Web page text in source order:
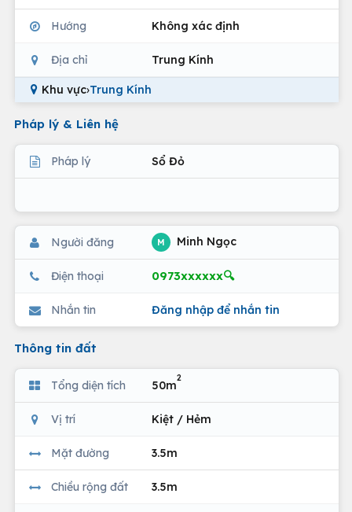
Hướng Không xác định
Địa chỉ Trung Kính
Khu vực›Trung Kính
Pháp lý & Liên hệ
Pháp lý Sổ Đỏ
Người đăng M Minh Ngọc
Điện thoại 0973xxxxxx🔍
Nhắn tin Đăng nhập để nhắn tin
Thông tin đất
Tổng diện tích 50m
2
Vị trí Kiệt / Hẻm
Mặt đường 3.5m
Chiều rộng đất 3.5m